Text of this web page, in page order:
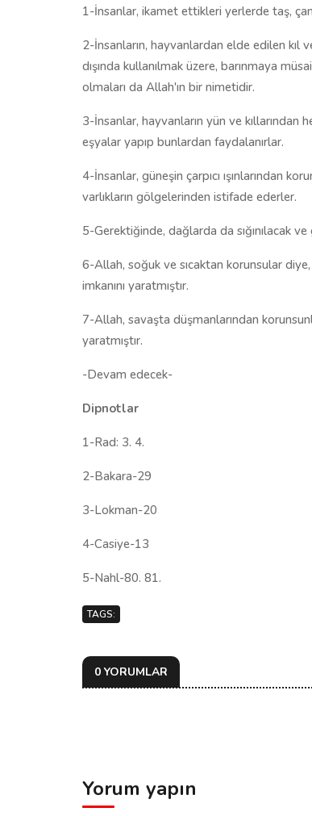
1-İnsanlar, ikamet ettikleri yerlerde taş,
2-İnsanların, hayvanlardan elde edilen kıl
dışında kullanılmak üzere, barınmaya
olmaları da Allah'ın bir nimetidir.
3-İnsanlar, hayvanların yün ve kıllarından
eşyalar yapıp bunlardan faydalanırlar.
4-İnsanlar, güneşin çarpıcı ışınlarından
varlıkların gölgelerinden istifade ederler.
5-Gerektiğinde, dağlarda da sığınılacak
6-Allah, soğuk ve sıcaktan korunsular
imkanını yaratmıştır.
7-Allah, savaşta düşmanlarından
yaratmıştır.
-Devam edecek-
Dipnotlar
1-Rad: 3. 4.
2-Bakara-29
3-Lokman-20
4-Casiye-13
5-Nahl-80. 81.
TAGS:
0 YORUMLAR
Yorum yapın